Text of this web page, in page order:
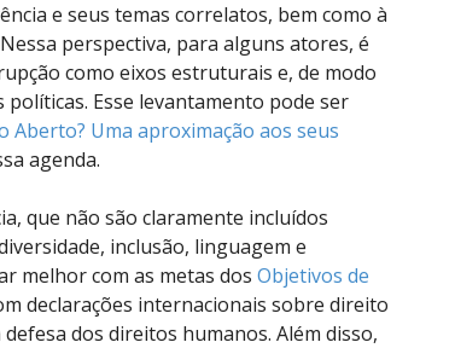
e seus temas correlatos, bem como à
perspectiva, para alguns atores, é
como eixos estruturais e, de modo
Esse levantamento pode ser
Aberto? Uma aproximação aos seus
agenda.
que não são claramente incluídos
inclusão, linguagem e
melhor com as metas dos Objetivos de
declarações internacionais sobre direito
dos direitos humanos. Além disso,